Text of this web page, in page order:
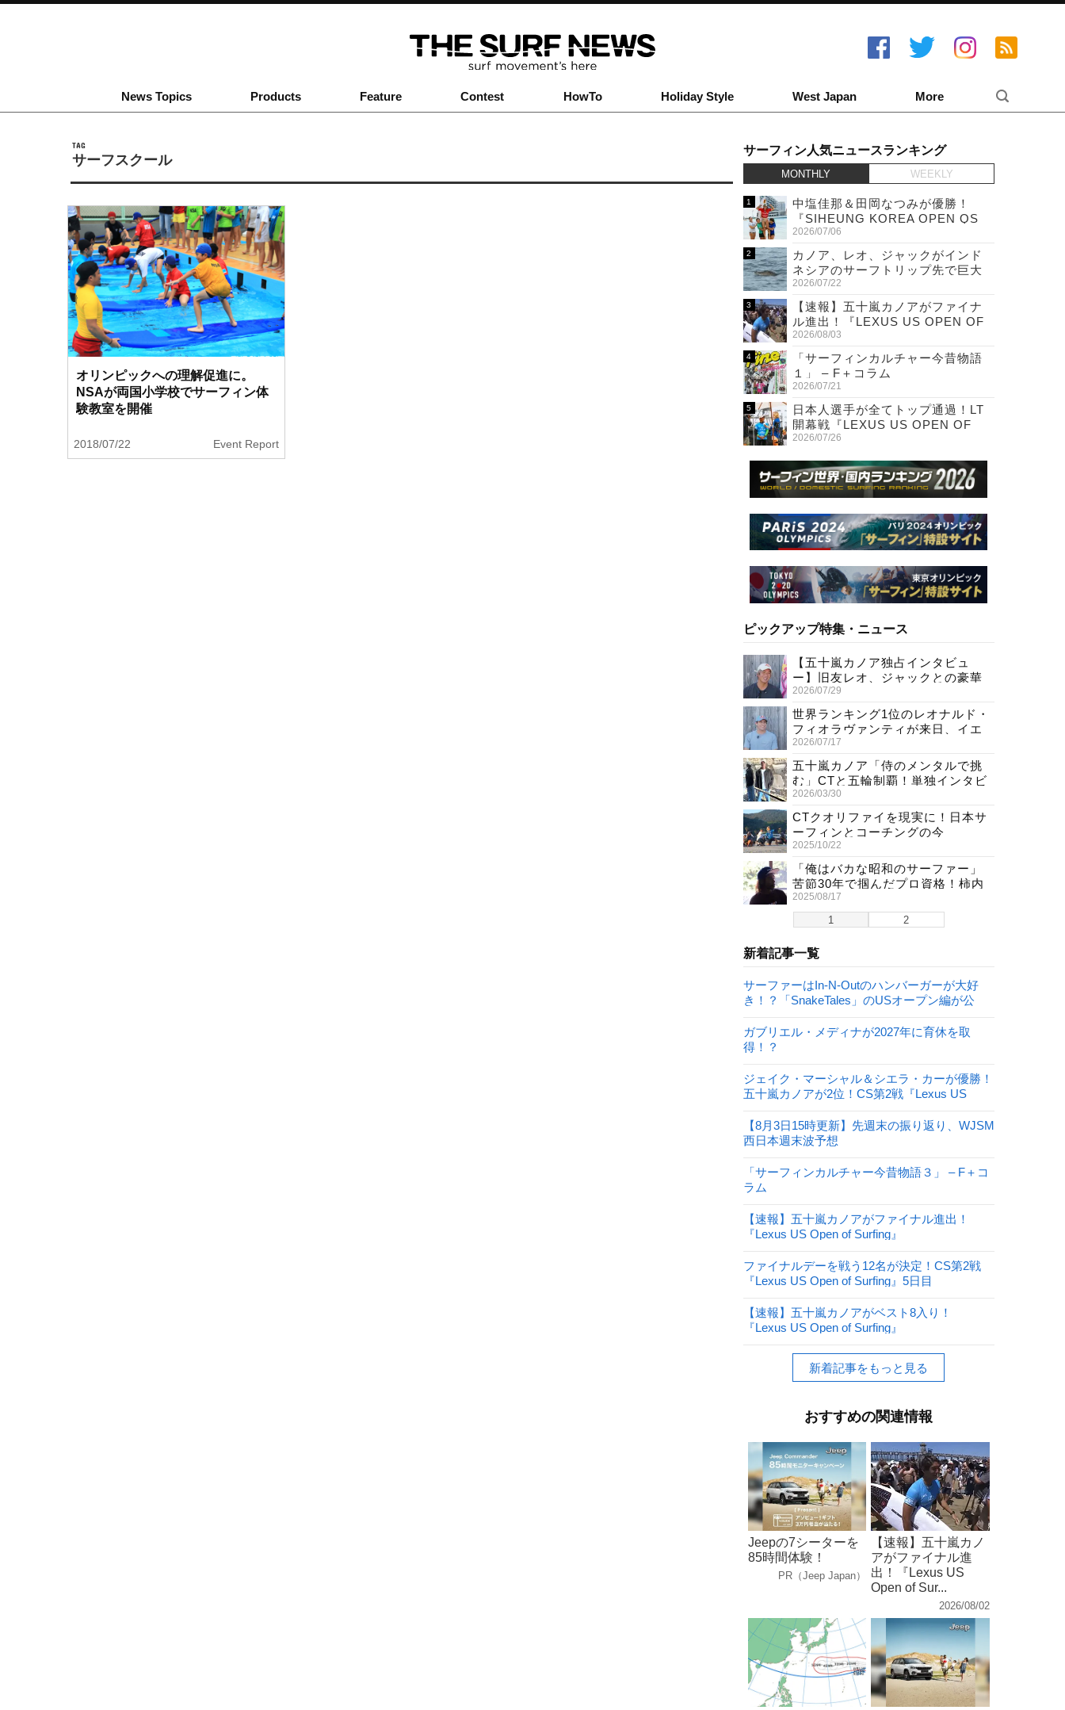
News Topics Products Feature Contest HowTo Holiday Style West Japan More
TAG
サーフスクール
オリンピックへの理解促進に。
NSAが両国小学校でサーフィン体
験教室を開催
2018/07/22 Event Report
サーフィン人気ニュースランキング
MONTHLY WEEKLY
中塩佳那＆田岡なつみが優勝！
『SIHEUNG KOREA OPEN QS
6,000 & LQS』
2026/07/06
カノア、レオ、ジャックがインド
ネシアのサーフトリップ先で巨大
ワニと遭遇！
2026/07/22
【速報】五十嵐カノアがファイナ
ル進出！『LEXUS US OPEN OF
SURFING』
2026/08/03
「サーフィンカルチャー今昔物語
１」 – F＋コラム
2026/07/21
日本人選手が全てトップ通過！LT
開幕戦『LEXUS US OPEN OF
SURFING』初日
2026/07/26
ピックアップ特集・ニュース
1 2
【五十嵐カノア独占インタビュ
ー】旧友レオ、ジャックとの豪華
プライベートセッション
2026/07/29
世界ランキング1位のレオナルド・
フィオラヴァンティが来日、イエ
ロージャージ獲得直後の独占イン
タビュー
2026/07/17
五十嵐カノア「侍のメンタルで挑
む」CTと五輪制覇！単独インタビ
ューで熱弁
2026/03/30
CTクオリファイを現実に！日本サ
ーフィンとコーチングの今
2025/10/22
「俺はバカな昭和のサーファー」
苦節30年で掴んだプロ資格！柿内
聖文(54)の生き様
2025/08/17
新着記事一覧
サーファーはIn-N-Outのハンバーガーが大好
き！？「SnakeTales」のUSオープン編が公
ガブリエル・メディナが2027年に育休を取
得！？
ジェイク・マーシャル＆シエラ・カーが優勝！
五十嵐カノアが2位！CS第2戦『Lexus US
【8月3日15時更新】先週末の振り返り、WJSM
西日本週末波予想
「サーフィンカルチャー今昔物語３」 – F＋コ
ラム
【速報】五十嵐カノアがファイナル進出！
『Lexus US Open of Surfing』
ファイナルデーを戦う12名が決定！CS第2戦
『Lexus US Open of Surfing』5日目
【速報】五十嵐カノアがベスト8入り！
『Lexus US Open of Surfing』
新着記事をもっと見る
おすすめの関連情報
Jeepの7シーターを
85時間体験！
PR（Jeep Japan）
【速報】五十嵐カノ
アがファイナル進
出！『Lexus US
Open of Sur...
2026/08/02